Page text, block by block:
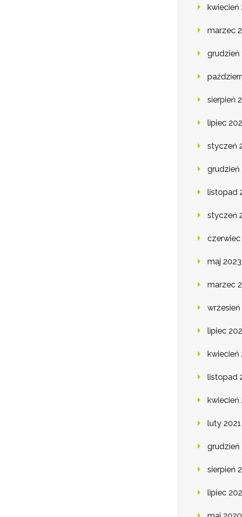
kwiecień
marzec
grudzień
sierpień
lipiec
styczeń
grudzień
listopad
styczeń
czerwiec
maj 2023
marzec
wrzesień
lipiec
kwiecień
listopad
kwiecień
luty 2021
grudzień
sierpień
lipiec